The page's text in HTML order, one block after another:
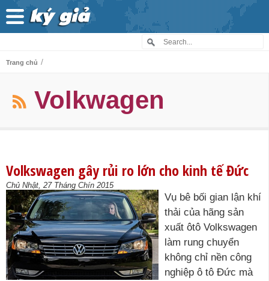
Trang chủ /
Volkwagen
Volkswagen gây rủi ro lớn cho kinh tế Đức
Chủ Nhật, 27 Tháng Chín 2015
Vụ bê bối gian lận khí
thải của hãng sản
xuất ôtô Volkswagen
làm rung chuyển
không chỉ nền công
nghiệp ô tô Đức mà